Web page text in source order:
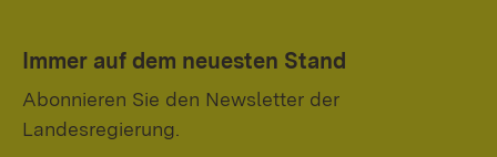
Immer auf dem neuesten Stand
Abonnieren Sie den Newsletter der
Landesregierung.